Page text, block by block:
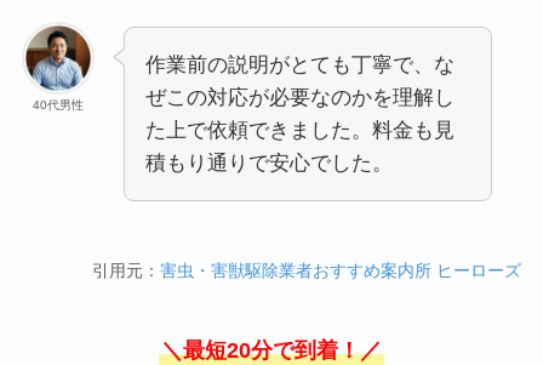
40代男性
作業前の説明がとても丁寧で、な
ぜこの対応が必要なのかを理解し
た上で依頼できました。料金も見
積もり通りで安心でした。
引用元：害虫・害獣駆除業者おすすめ案内所 ヒーローズ
＼最短20分で到着！／